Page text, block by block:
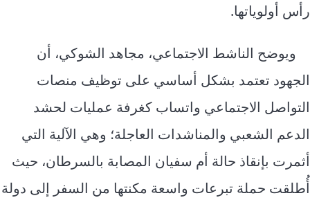
رأس أولوياتها.
ويوضح الناشط الاجتماعي، مجاهد الشوكي، أن
الجهود تعتمد بشكل أساسي على توظيف منصات
التواصل الاجتماعي واتساب كغرفة عمليات لحشد
الدعم الشعبي والمناشدات العاجلة؛ وهي الآلية التي
أثمرت بإنقاذ حالة أم سفيان المصابة بالسرطان، حيث
أُطلقت حملة تبرعات واسعة مكنتها من السفر إلى دولة